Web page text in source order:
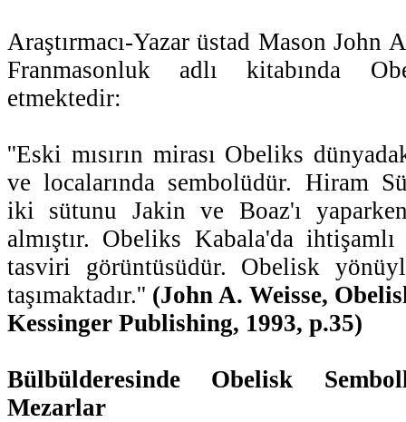
Araştırmacı-Yazar üstad Mason John
Franmasonluk adlı kitabında
etmektedir:
''Eski mısırın mirası Obeliks
ve localarında sembolüdür. Hiram
iki sütunu Jakin ve Boaz'ı
almıştır. Obeliks Kabala'da
tasviri görüntüsüdür. Obelisk
taşımaktadır.'' (John A. Weisse,
Kessinger Publishing, 1993, p.35)
Bülbülderesinde Obelisk
Mezarlar